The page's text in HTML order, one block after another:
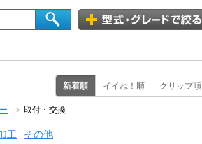
新着順 イイね！順 クリップ順
取付・交換
工 その他